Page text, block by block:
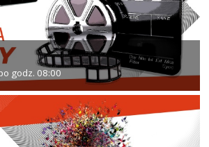
godz. 08:00